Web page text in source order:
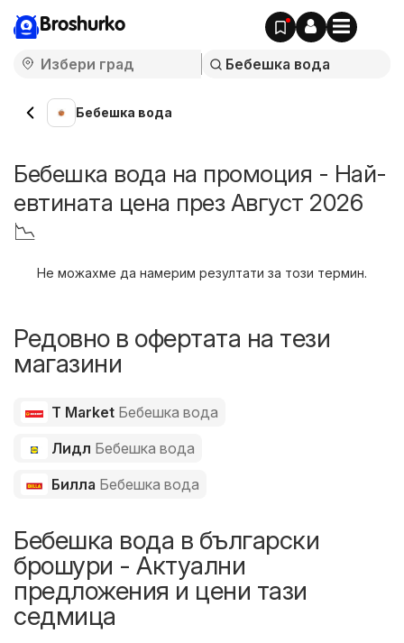
Broshurko
Бебешка вода
Бебешка вода на промоция - Най-
евтината цена през Август 2026
📉
Не можахме да намерим резултати за този термин.
Редовно в офертата на тези
магазини
T Market Бебешка вода
Лидл Бебешка вода
Билла Бебешка вода
Бебешка вода в български
брошури - Актуални
предложения и цени тази
седмица